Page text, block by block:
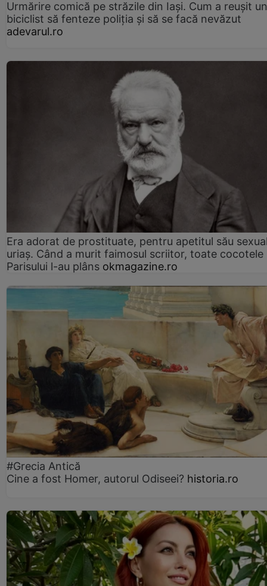
Urmărire comică pe străzile din Iași. Cum a reușit un
biciclist să fenteze poliția și să se facă nevăzut
adevarul.ro
Era adorat de prostituate, pentru apetitul său
uriaș. Când a murit faimosul scriitor, toate cocotele
Parisului l-au plâns okmagazine.ro
#Grecia Antică
Cine a fost Homer, autorul Odiseei? historia.ro